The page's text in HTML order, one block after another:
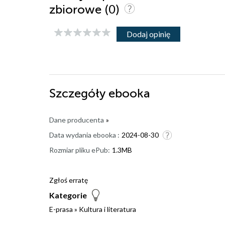
zbiorowe (0)
Dodaj opinię
Szczegóły ebooka
Dane producenta »
Data wydania ebooka : 2024-08-30
Rozmiar pliku ePub: 1.3MB
Zgłoś erratę
Kategorie
E-prasa » Kultura i literatura